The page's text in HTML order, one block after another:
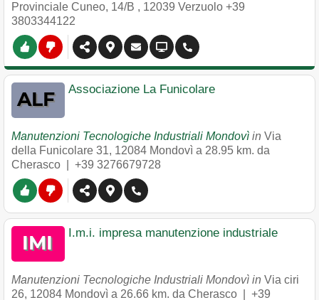
Provinciale Cuneo, 14/B , 12039 Verzuolo +39
3803344122
Associazione La Funicolare
Manutenzioni Tecnologiche Industriali Mondovì in Via
della Funicolare 31, 12084 Mondovì a 28.95 km. da
Cherasco | +39 3276679728
I.m.i. impresa manutenzione industriale
Manutenzioni Tecnologiche Industriali Mondovì in Via ciri
26, 12084 Mondovì a 26.66 km. da Cherasco | +39